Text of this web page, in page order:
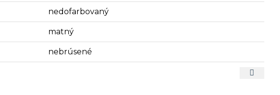
nedofarbovaný
matný
nebrúsené